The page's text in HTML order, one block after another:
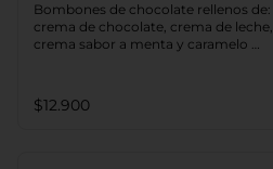
Bombones de chocolate rellenos de:
crema de chocolate, crema de leche,
crema sabor a menta y caramelo
naranja y sabor a vainilla. Pastillas de
chocolate con leche y pastillas de
$12.900